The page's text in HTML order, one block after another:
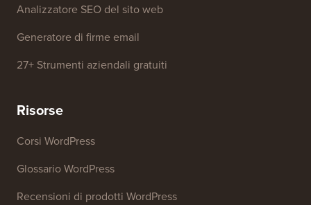
Analizzatore SEO del sito web
Generatore di firme email
27+ Strumenti aziendali gratuiti
Risorse
Corsi WordPress
Glossario WordPress
Recensioni di prodotti WordPress